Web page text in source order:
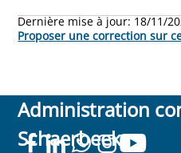
Dernière mise à jour: 18/11/
Proposer une correction sur
Administration
Schaerbeek